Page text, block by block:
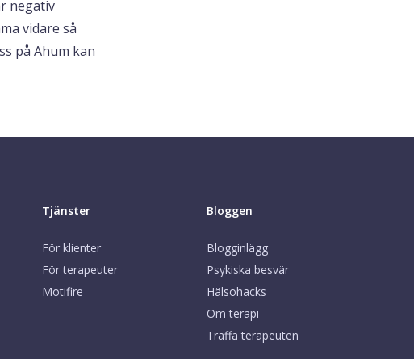
negativ
vidare så
på Ahum kan
Tjänster
För klienter
För terapeuter
Motifire
Bloggen
Blogginlägg
Psykiska besvär
Hälsohacks
Om terapi
Träffa terapeuten